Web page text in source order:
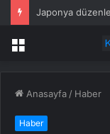
Menü
Anasayfa / Haber
Haber